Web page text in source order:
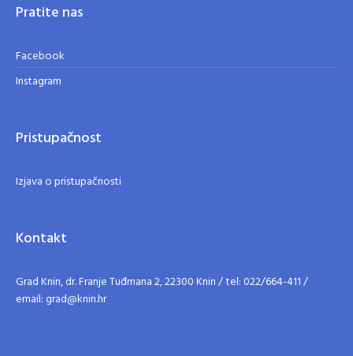
Pratite nas
Facebook
Instagram
Pristupačnost
Izjava o pristupačnosti
Kontakt
Grad Knin, dr. Franje Tuđmana 2, 22300 Knin / tel: 022/664-411 /
email: grad@knin.hr